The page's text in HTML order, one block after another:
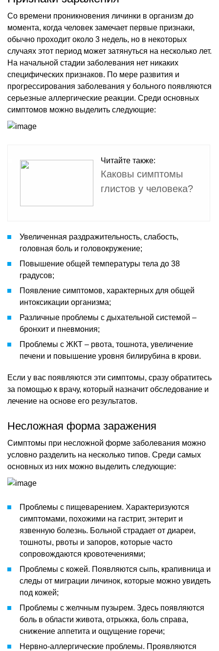
Со времени проникновения личинки в организм до
момента, когда человек замечает первые признаки,
обычно проходит около 3 недель, но в некоторых
случаях этот период может затянуться на несколько лет.
На начальной стадии заболевания нет никаких
специфических признаков. По мере развития и
прогрессирования заболевания у больного появляются
серьезные аллергические реакции. Среди основных
симптомов можно выделить следующие:
Читайте также:
Каковы симптомы
глистов у человека?
Увеличенная раздражительность, слабость,
головная боль и головокружение;
Повышение общей температуры тела до 38
градусов;
Появление симптомов, характерных для общей
интоксикации организма;
Различные проблемы с дыхательной системой –
бронхит и пневмония;
Проблемы с ЖКТ – рвота, тошнота, увеличение
печени и повышение уровня билирубина в крови.
Если у вас появляются эти симптомы, сразу обратитесь
за помощью к врачу, который назначит обследование и
лечение на основе его результатов.
Несложная форма заражения
Симптомы при несложной форме заболевания можно
условно разделить на несколько типов. Среди самых
основных из них можно выделить следующие:
Проблемы с пищеварением. Характеризуются
симптомами, похожими на гастрит, энтерит и
язвенную болезнь. Больной страдает от диареи,
тошноты, рвоты и запоров, которые часто
сопровождаются кровотечениями;
Проблемы с кожей. Появляются сыпь, крапивница и
следы от миграции личинок, которые можно увидеть
под кожей;
Проблемы с желчным пузырем. Здесь появляются
боль в области живота, отрыжка, боль справа,
снижение аппетита и ощущение горечи;
Нервно-аллергические проблемы. Проявляются